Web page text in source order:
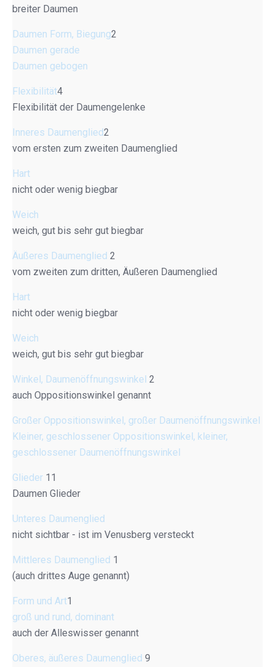
breiter Daumen
Daumen Form, Biegung2
Daumen gerade
Daumen gebogen
Flexibilität4
Flexibilität der Daumengelenke
Inneres Daumenglied2
vom ersten zum zweiten Daumenglied
Hart
nicht oder wenig biegbar
Weich
weich, gut bis sehr gut biegbar
Äußeres Daumenglied 2
vom zweiten zum dritten, Äußeren Daumenglied
Hart
nicht oder wenig biegbar
Weich
weich, gut bis sehr gut biegbar
Winkel, Daumenöffnungswinkel 2
auch Oppositionswinkel genannt
Großer Oppositionswinkel, großer Daumenöffnungswinkel
Kleiner, geschlossener Oppositionswinkel, kleiner,
geschlossener Daumenöffnungswinkel
Glieder 11
Daumen Glieder
Unteres Daumenglied
nicht sichtbar - ist im Venusberg versteckt
Mittleres Daumenglied 1
(auch drittes Auge genannt)
Form und Art1
groß und rund, dominant
auch der Alleswisser genannt
Oberes, äußeres Daumenglied 9